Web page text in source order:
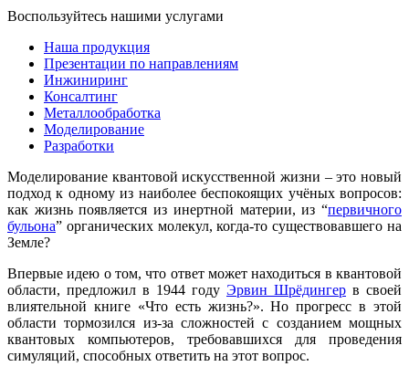
Воспользуйтесь нашими услугами
Наша продукция
Презентации по направлениям
Инжиниринг
Консалтинг
Металлообработка
Моделирование
Разработки
Моделирование квантовой искусственной жизни – это новый
подход к одному из наиболее беспокоящих учёных вопросов:
как жизнь появляется из инертной материи, из “первичного
бульона” органических молекул, когда-то существовавшего на
Земле?
Впервые идею о том, что ответ может находиться в квантовой
области, предложил в 1944 году Эрвин Шрёдингер в своей
влиятельной книге «Что есть жизнь?». Но прогресс в этой
области тормозился из-за сложностей с созданием мощных
квантовых компьютеров, требовавшихся для проведения
симуляций, способных ответить на этот вопрос.